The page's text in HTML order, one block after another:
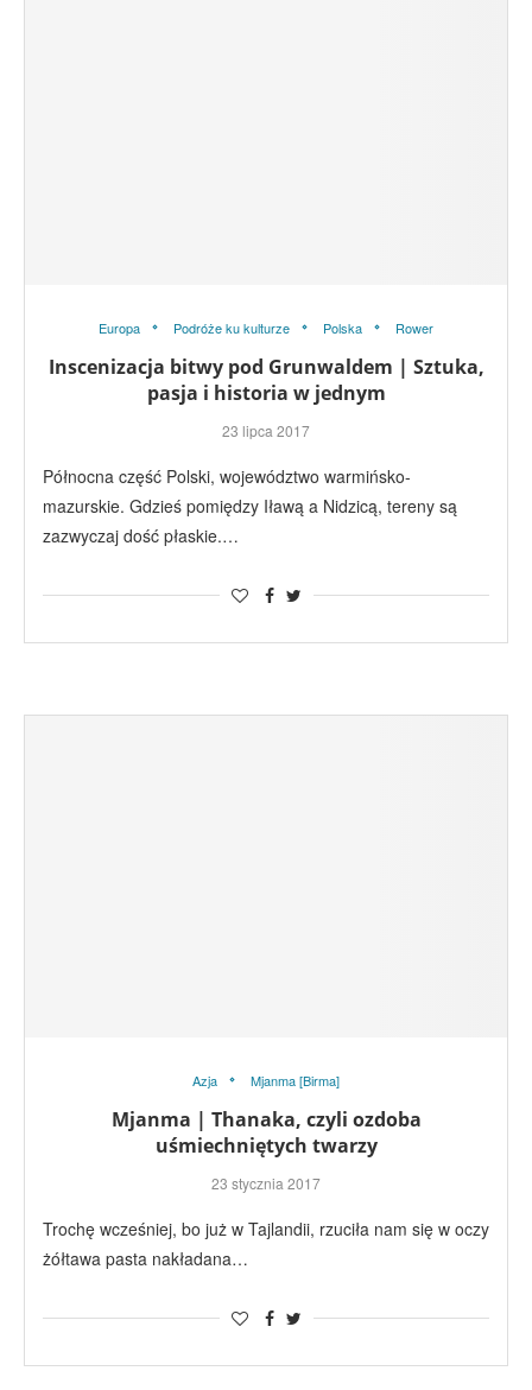
Europa Podróże ku kulturze Polska Rower
Inscenizacja bitwy pod Grunwaldem | Sztuka,
pasja i historia w jednym
23 lipca 2017
Północna część Polski, województwo warmińsko-
mazurskie. Gdzieś pomiędzy Iławą a Nidzicą, tereny są
zazwyczaj dość płaskie.…
Azja Mjanma [Birma]
Mjanma | Thanaka, czyli ozdoba
uśmiechniętych twarzy
23 stycznia 2017
Trochę wcześniej, bo już w Tajlandii, rzuciła nam się w oczy
żółtawa pasta nakładana…